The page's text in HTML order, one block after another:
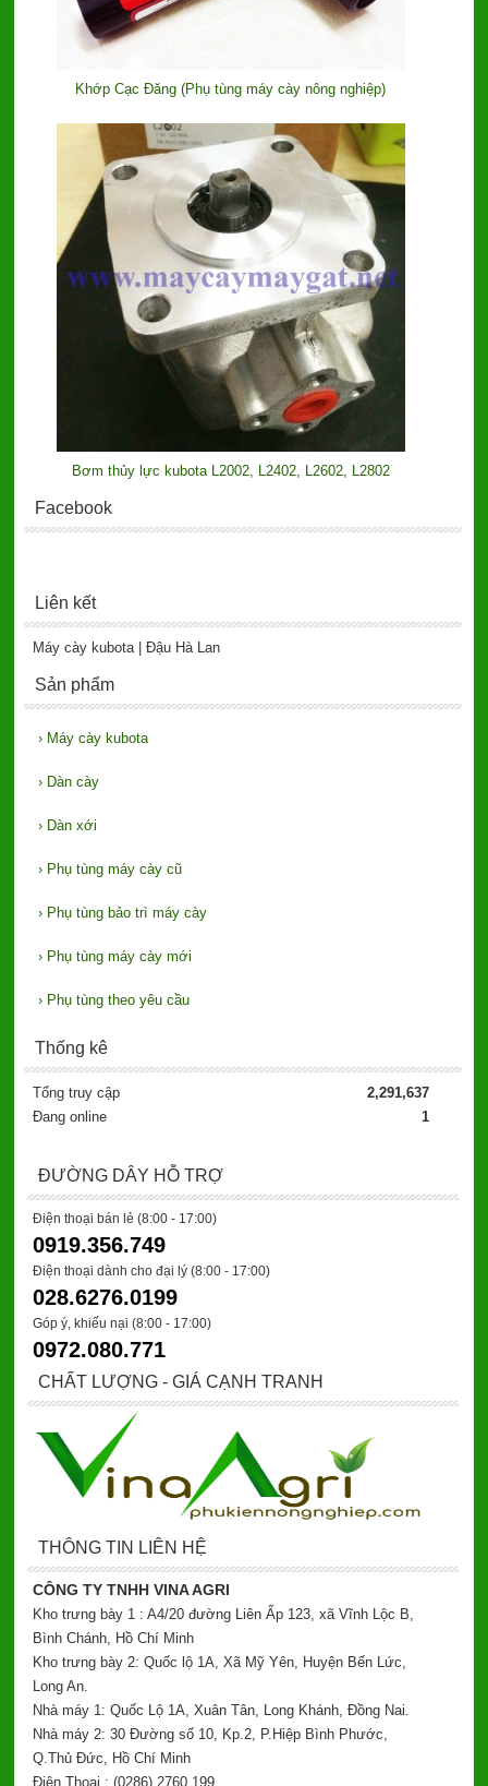
Khớp Cạc Đăng (Phụ tùng máy cày nông nghiệp)
Bơm thủy lực kubota L2002, L2402, L2602, L2802
Facebook
Liên kết
Máy cày kubota | Đậu Hà Lan
Sản phẩm
› Máy cày kubota
› Dàn cày
› Dàn xới
› Phụ tùng máy cày cũ
› Phụ tùng bảo trì máy cày
› Phụ tùng máy cày mới
› Phụ tùng theo yêu cầu
Thống kê
Tổng truy cập
2,291,637
Đang online
1
ĐƯỜNG DÂY HỖ TRỢ
Điện thoại bán lẻ (8:00 - 17:00)
0919.356.749
Điện thoại dành cho đại lý(8:00 - 17:00)
028.6276.0199
Góp ý, khiếu nại (8:00 - 17:00)
0972.080.771
CHẤT LƯỢNG - GIÁ CẠNH TRANH
THÔNG TIN LIÊN HỆ
CÔNG TY TNHH VINA AGRI
Kho trưng bày 1 : A4/20 đường Liên Ấp 123, xã Vĩnh Lộc B,
Bình Chánh, Hồ Chí Minh
Kho trưng bày 2: Quốc lộ 1A, Xã Mỹ Yên, Huyện Bến Lức,
Long An.
Nhà máy 1: Quốc Lộ 1A, Xuân Tân, Long Khánh, Đồng Nai.
Nhà máy 2: 30 Đường số 10, Kp.2, P.Hiệp Bình Phước,
Q.Thủ Đức, Hồ Chí Minh
Điện Thoại : (0286) 2760 199